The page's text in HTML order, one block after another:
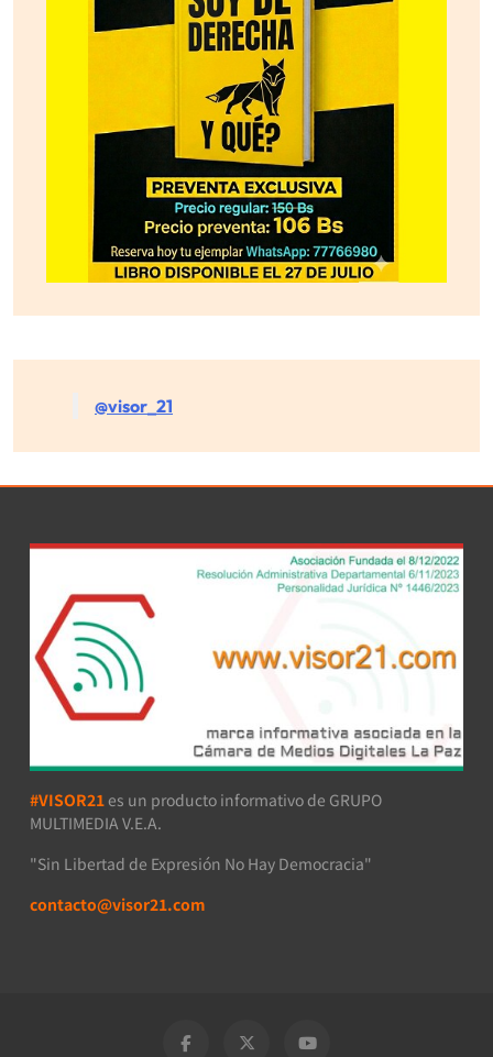
@visor_21
#VISOR21 es un producto informativo de GRUPO
MULTIMEDIA V.E.A.
"Sin Libertad de Expresión No Hay Democracia"
contacto@visor21.com